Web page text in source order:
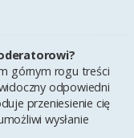
górnym rogu treści
odpowiedni
przeniesienie cię
wysłanie